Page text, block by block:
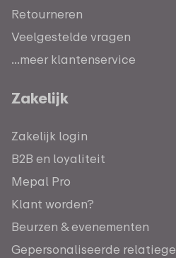
Retourneren
Veelgestelde vragen
...meer klantenservice
Zakelijk
Zakelijk login
B2B en loyaliteit
Mepal Pro
Klant worden?
Beurzen & evenementen
Gepersonaliseerde